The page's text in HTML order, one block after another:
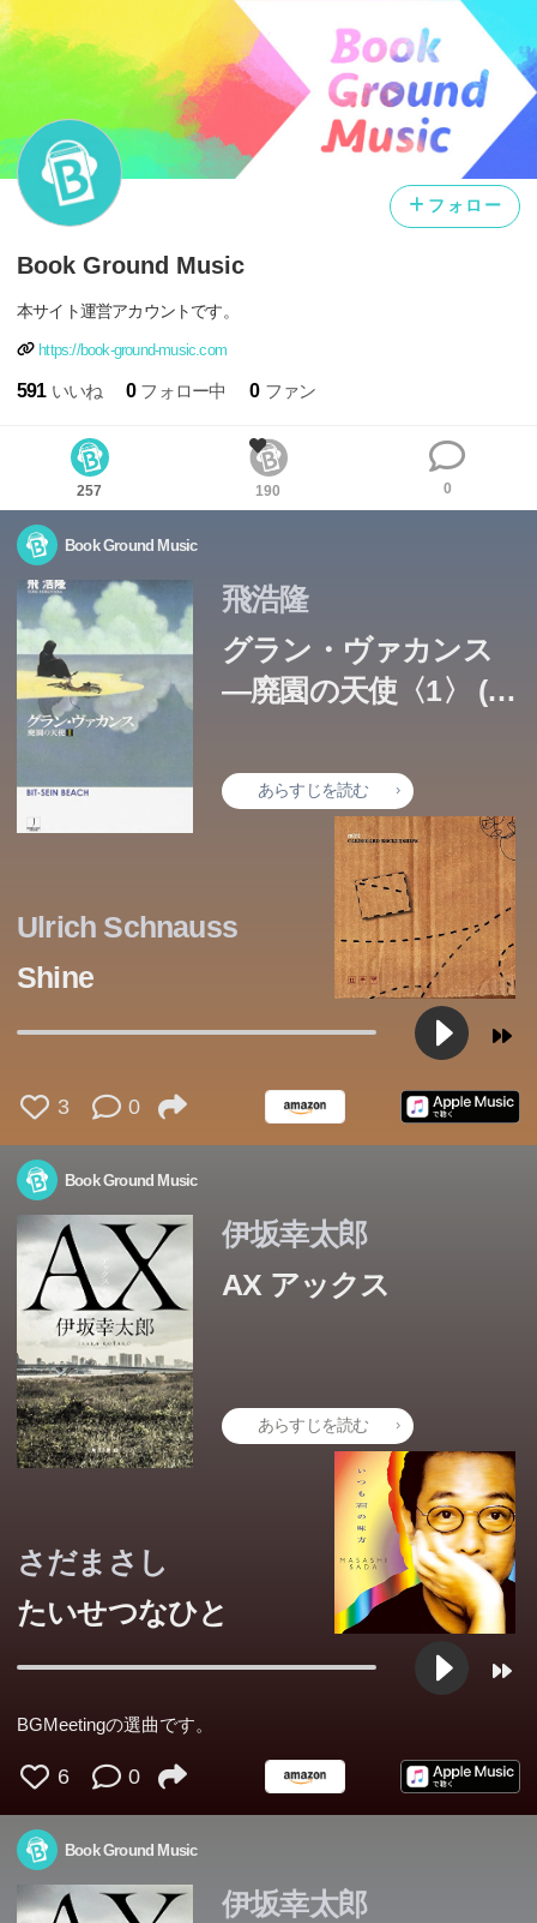
フォロー
Book Ground Music
本サイト運営アカウントです。
https://book-ground-music.com
591 いいね 0 フォロー中 0 ファン
257 190 0
Book Ground Music
飛浩隆
グラン・ヴァカンス
―廃園の天使〈1〉 (ハ
あらすじを読む
Ulrich Schnauss
Shine
3 0
Book Ground Music
伊坂幸太郎
AX アックス
あらすじを読む
さだまさし
たいせつなひと
BGMeetingの選曲です。
6 0
Book Ground Music
伊坂幸太郎